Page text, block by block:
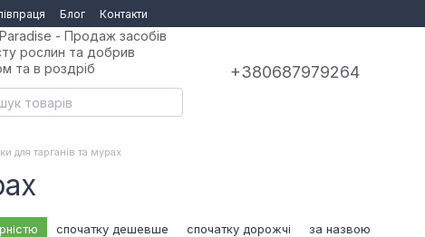
Блог Контакти
- Продаж засобів
рослин та добрив
та в роздріб
+380687979264
для тарганів та мурах
спочатку дешевше спочатку дорожчі за назвою